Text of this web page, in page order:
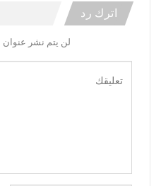
اترك رد
لن يتم نشر عنوان